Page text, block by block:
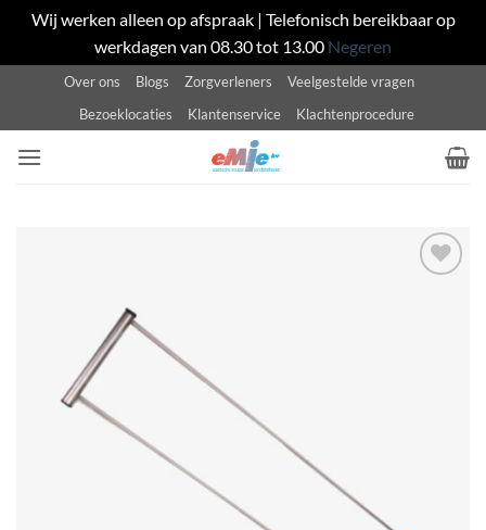
Wij werken alleen op afspraak | Telefonisch bereikbaar op
werkdagen van 08.30 tot 13.00 Negeren
inhoud
Over ons Blogs Zorgverleners
Veelgestelde vragen
Bezoeklocaties
Klantenservice Klachtenprocedure